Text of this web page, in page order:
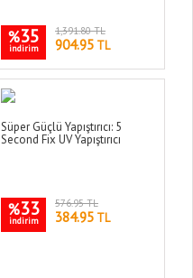
%35
indirim
1,391.80 TL
904.95 TL
Süper Güçlü Yapıştırıcı: 5
Second Fix UV Yapıştırıcı
%33
indirim
576.95 TL
384.95 TL